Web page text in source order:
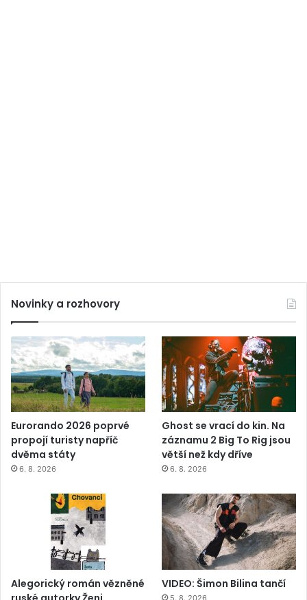
Novinky a rozhovory
Eurorando 2026 poprvé
propojí turisty napříč
dvěma státy
6. 8. 2026
Ghost se vrací do kin. Na
záznamu 2 Big To Rig jsou
větší než kdy dříve
6. 8. 2026
Alegorický román vězněné
VIDEO: Šimon Bilina tančí
5. 8. 2026